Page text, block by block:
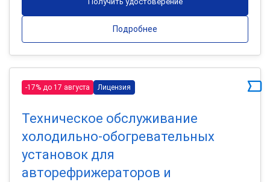
Подробнее
-17% до 17 августа Лицензия
Техническое обслуживание
холодильно-обогревательных
установок для
авторефрижераторов и